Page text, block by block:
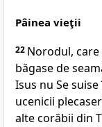
Pâinea vieţii
22 Norodul,
băgase de
Isus nu Se
ucenicii
alte corăbii din